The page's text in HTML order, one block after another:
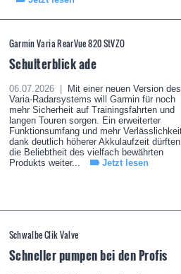
Garmin Varia RearVue 820 StVZO
Schulterblick ade
06.07.2026 |
Mit einer neuen Version des
Varia-Radarsystems will Garmin für noch
mehr Sicherheit auf Trainingsfahrten und
langen Touren sorgen. Ein erweiterter
Funktionsumfang und mehr
dank deutlich höherer Akkulaufzeit dürften
die Beliebtheit des vielfach bewährten
Produkts weiter...
Jetzt lesen
Schwalbe Clik Valve
Schneller pumpen bei den Profis